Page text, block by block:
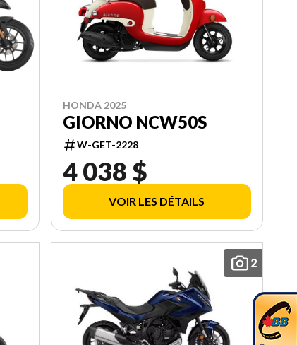
HONDA 2025
GIORNO NCW50S
W-GET-2228
4 038 $
VOIR LES DÉTAILS
2